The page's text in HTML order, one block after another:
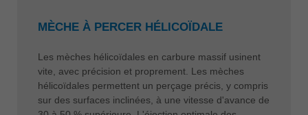
MÈCHE À PERCER HÉLICOÏDALE
Les mèches hélicoïdales en carbure massif usinent
vite, avec précision et proprement. Les mèches
hélicoïdales permettent un perçage précis, y compris
sur des surfaces inclinées, à une vitesse d'avance de